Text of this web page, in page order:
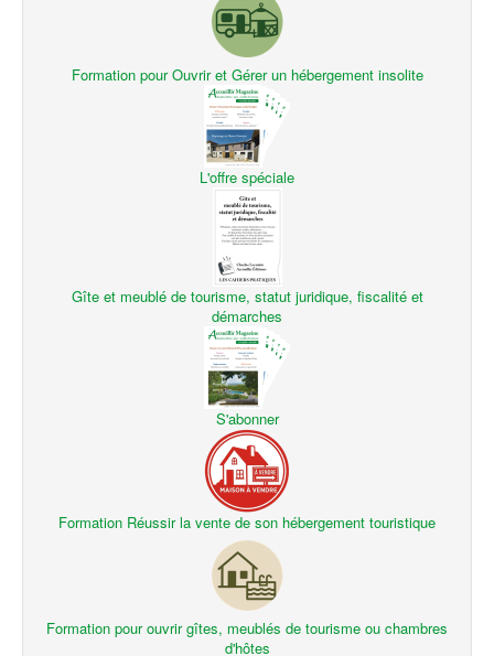
Formation pour Ouvrir et Gérer un hébergement insolite
L'offre spéciale
Gîte et meublé de tourisme, statut juridique, fiscalité et
démarches
S'abonner
Formation Réussir la vente de son hébergement touristique
Formation pour ouvrir gîtes, meublés de tourisme ou chambres
d'hôtes